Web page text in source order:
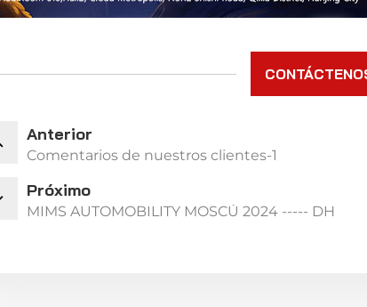
Anterior
Comentarios de nuestros clientes-1
Próximo
MIMS AUTOMOBILITY MOSCÚ 2024 ----- DH